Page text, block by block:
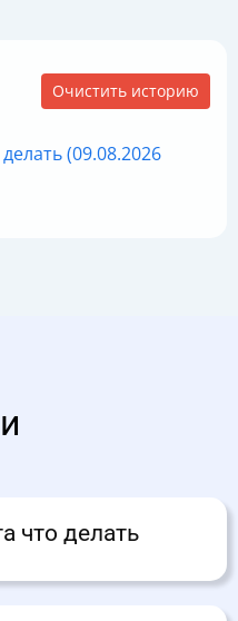
Очистить историю
(09.08.2026
что делать